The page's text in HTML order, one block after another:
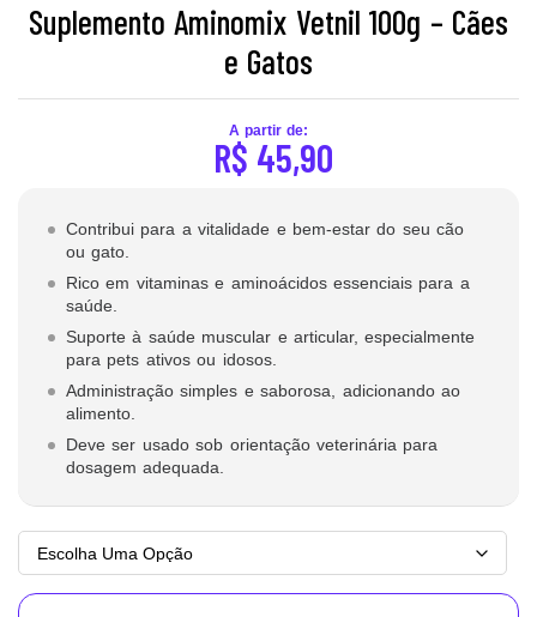
Suplemento Aminomix Vetnil 100g – Cães
e Gatos
A partir de:
R$ 45,90
Contribui para a vitalidade e bem-estar do seu cão
ou gato.
Rico em vitaminas e aminoácidos essenciais para a
saúde.
Suporte à saúde muscular e articular, especialmente
para pets ativos ou idosos.
Administração simples e saborosa, adicionando ao
alimento.
Deve ser usado sob orientação veterinária para
dosagem adequada.